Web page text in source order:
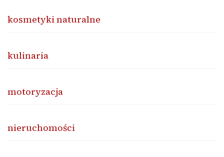
kosmetyki naturalne
kulinaria
motoryzacja
nieruchomości